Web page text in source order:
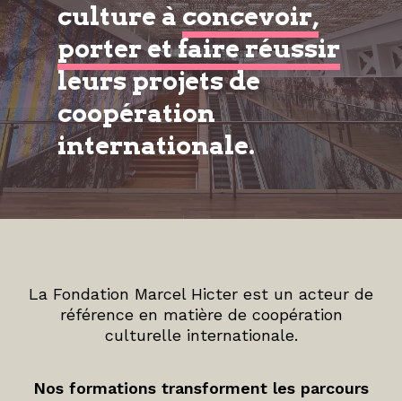
culture àconcevoir,
porter et faire réussir
leurs projets de
coopération
internationale.
La Fondation Marcel Hicter est un acteur de
référence en matière de coopération
culturelle internationale.
Nos formations transforment les parcours